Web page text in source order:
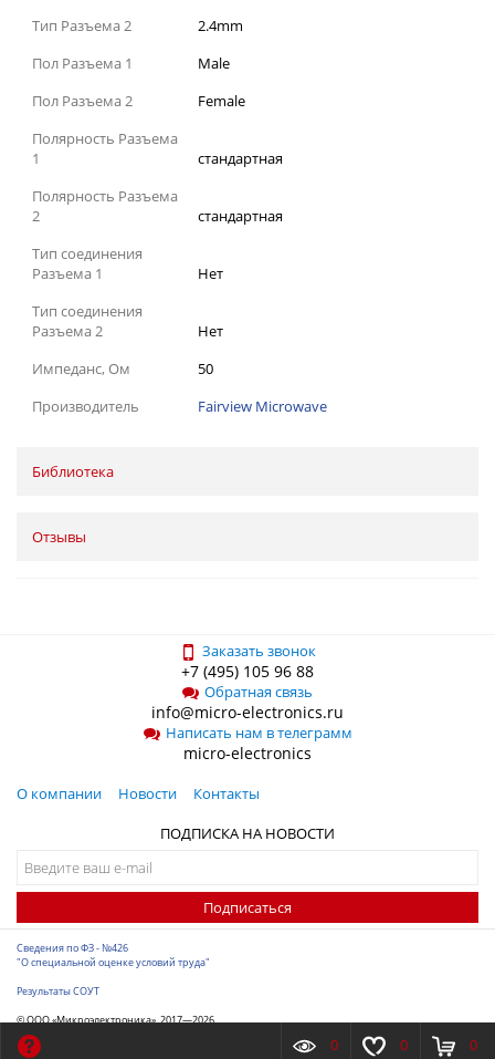
Тип Разъема 2
2.4mm
Пол Разъема 1
Male
Пол Разъема 2
Female
Полярность Разъема
1
стандартная
Полярность Разъема
2
стандартная
Тип соединения
Разъема 1
Нет
Тип соединения
Разъема 2
Нет
Импеданс, Ом
50
Производитель
Fairview Microwave
Библиотека
Отзывы
Заказать звонок
+7 (495) 105 96 88
Обратная связь
info@micro-electronics.ru
Написать нам в телеграмм
micro-electronics
О компании Новости
Контакты
ПОДПИСКА НА НОВОСТИ
Подписаться
Сведения по ФЗ - №426
"О специальной оценке условий труда"
Результаты СОУТ
© ООО «Микроэлектроника», 2017—2026
Разработка сайта
0 0 0